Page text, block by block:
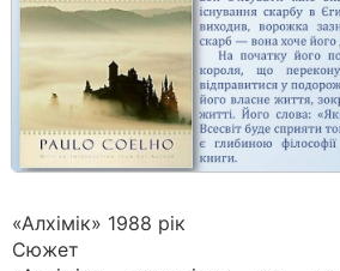
«Алхімік» 1988 рік
Сюжет